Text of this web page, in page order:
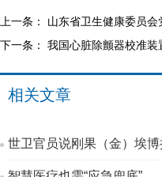
上一条： 山东省卫生健康委员
下一条： 我国心脏除颤器校准
相关文章
世卫官员说刚果（金）埃